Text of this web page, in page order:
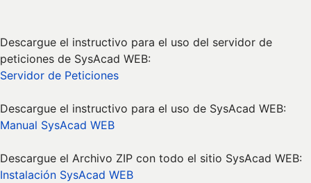
Descargue el instructivo para el uso del servidor de
peticiones de SysAcad WEB:
Servidor de Peticiones
Descargue el instructivo para el uso de SysAcad WEB:
Manual SysAcad WEB
Descargue el Archivo ZIP con todo el sitio SysAcad WEB:
Instalación SysAcad WEB